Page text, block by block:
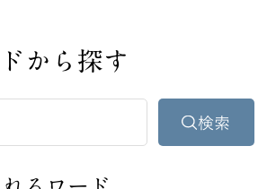
から探す